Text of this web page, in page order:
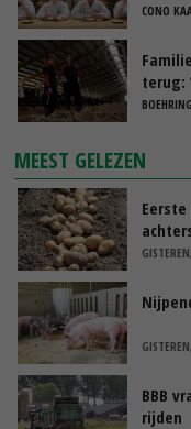
CONO
terug:
MEEST GELEZEN
BBB
rijden